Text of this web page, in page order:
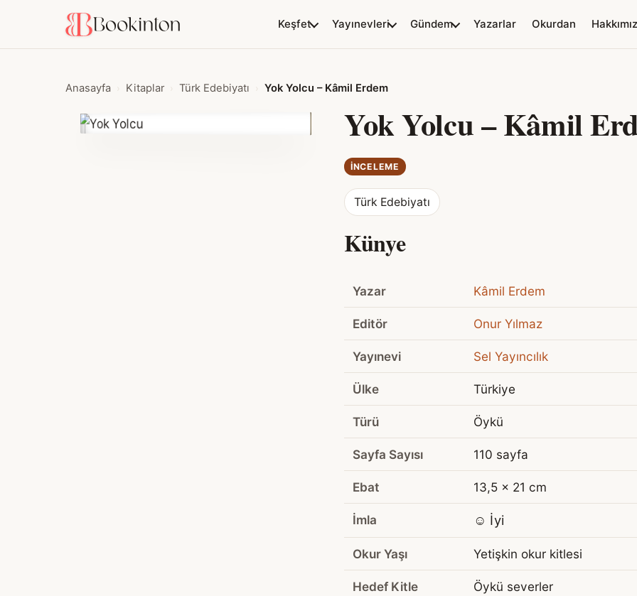
Keşfet Yayınevleri Gündem Yazarlar Okurdan
Anasayfa Kitaplar Türk Edebiyatı Yok Yolcu – Kâmil Erdem
Yok Yolcu – Kâmil
İNCELEME
Türk Edebiyatı
Künye
Yazar Kâmil Erdem
Editör Onur Yılmaz
Yayınevi Sel Yayıncılık
Ülke Türkiye
Türü Öykü
Sayfa Sayısı 110 sayfa
Ebat 13,5 x 21 cm
İmla ☺️ İyi
Okur Yaşı Yetişkin okur kitlesi
Hedef Kitle Öykü severler